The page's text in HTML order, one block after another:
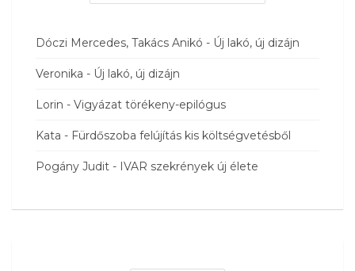
Dóczi Mercedes, Takács Anikó - Új lakó, új dizájn
Veronika - Új lakó, új dizájn
Lorin - Vigyázat törékeny-epilógus
Kata - Fürdőszoba felújítás kis költségvetésből
Pogány Judit - IVAR szekrények új élete